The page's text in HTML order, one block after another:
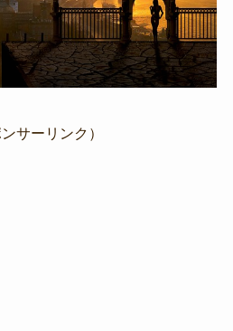
ンサーリンク）